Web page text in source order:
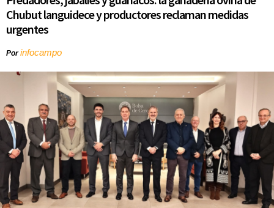
Chubut languidece y productores reclaman medidas
urgentes
Porinfocampo